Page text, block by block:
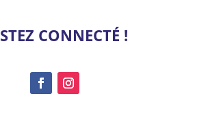
CONNECTÉ !